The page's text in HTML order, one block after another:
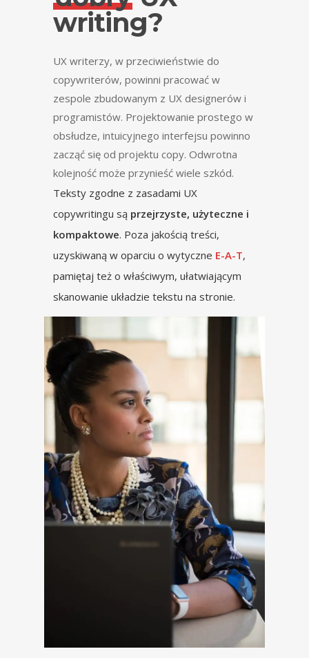
writing?
UX writerzy, w przeciwieństwie do
copywriterów, powinni pracować w
zespole zbudowanym z UX designerów i
programistów. Projektowanie prostego w
obsłudze, intuicyjnego interfejsu powinno
zacząć się od projektu copy. Odwrotna
kolejność może przynieść wiele szkód.
Teksty zgodne z zasadami UX
copywritingu są przejrzyste, użyteczne i
kompaktowe. Poza jakością treści,
uzyskiwaną w oparciu o wytyczne E-A-T,
pamiętaj też o właściwym, ułatwiającym
skanowanie układzie tekstu na stronie.